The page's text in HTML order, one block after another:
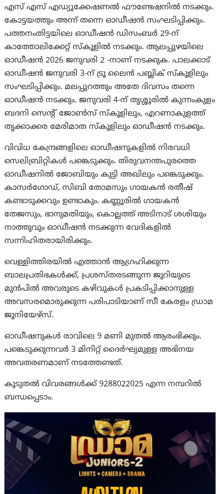
എസ് എസ് എഡ്യൂക്കേഷണൽ ഫൗണ്ടേഷനിൽ നടക്കും.
കോട്ടയത്തും അന്ന് തന്നെ ഓഡീഷൻ സംഘടിപ്പിക്കും.
പത്തനംതിട്ടയിലെ ഓഡീഷൻ ഡിസംബർ 29-ന്
കാത്തോലിക്കേറ്റ് സ്കൂളിൽ നടക്കും. ആലപ്പുഴയിലെ
ഓഡീഷൻ 2026 ജനുവരി 2 -നാണ് നടക്കുക. പാലക്കാട്
ഓഡീഷൻ ജനുവരി 3-ന് ട്രൂ ലൈൻ പബ്ലിക് സ്കൂളിലും
സംഘടിപ്പിക്കും. മലപ്പുറത്തും അതേ ദിവസം തന്നെ
ഓഡീഷൻ നടക്കും. ജനുവരി 4-ന് തൃശ്ശൂരിൽ കുന്നംകുളം
ബദനി സെന്റ് ജോൺസ് സ്കൂളിലും, എറണാകുളത്ത്
തൃക്കാക്കര മേരിമാത സ്കൂളിലും ഓഡീഷൻ നടക്കും.
വിവിധ കേന്ദ്രങ്ങളിലെ ഓഡീഷനുകളിൽ നിരവധി
സെലിബ്രിറ്റികൾ പങ്കെടുക്കും. തിരുവനന്തപുരത്തെ
ഓഡീഷനിൽ ജോബിയും കുട്ടി അഖിലും പങ്കെടുക്കും.
കാസർഗോഡ്, സിബി തോമസും ഗായകൻ രതീഷ്
കണ്ടാടുക്കവും ഉണ്ടാകും. കണ്ണൂരിൽ ഗായകൻ
തേജസും, ഭാനുമതിയും, കൊല്ലത്ത് അടിനാട് ശശിയും
നാത്തുവും ഓഡീഷൻ നടക്കുന്ന വേദികളിൽ
സന്നിഹിതരായിരിക്കും.
വെള്ളിത്തിരയിൽ എത്താൻ ആഗ്രഹിക്കുന്ന
ബാലപ്രതിഭകൾക്ക്, പ്രശസ്തരടങ്ങുന്ന ജൂറിയുടെ
മുൻപിൽ അവരുടെ കഴിവുകൾ പ്രകടിപ്പിക്കാനുള്ള
അവസരമൊരുക്കുന്ന പരിപാടിയാണ് സീ കേരളം ഡ്രാമ
ജൂനിയേഴ്സ്.
ഓഡീഷനുകൾ രാവിലെ 9 മണി മുതൽ ആരംഭിക്കും.
പങ്കെടുക്കുന്നവർ 3 മിനിറ്റ് ദൈർഘ്യമുള്ള അഭിനയ
അവതരണമാണ് നടത്തേണ്ടത്.
കൂടുതൽ വിവരങ്ങൾക്ക് 9288022025 എന്ന നമ്പറിൽ
ബന്ധപ്പെടാം.